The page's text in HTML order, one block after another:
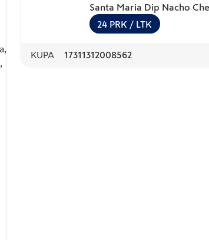
Santa Maria Dip Nacho
24 PRK / LTK
KUPA 17311312008562